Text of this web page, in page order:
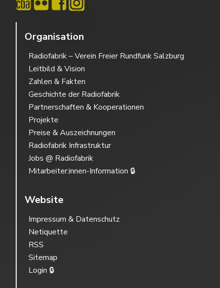
Organisation
Radiofabrik – Verein Freier Rundfunk Salzburg
Leitbild & Vision
Zahlen & Fakten
Geschichte der Radiofabrik
Partnerschaften & Kooperationen
Projekte
Preise & Auszeichnungen
Radiofabrik Infrastruktur
Jobs @ Radiofabrik
Mitarbeiter:innen-Information 🔒
Website
Impressum & Datenschutz
Netiquette
RSS
Sitemap
Login 🔒